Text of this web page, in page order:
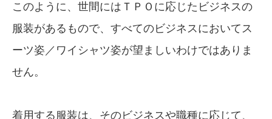
このように、世間にはＴＰＯに応じたビジネスの
服装があるもので、すべてのビジネスにおいてス
ーツ姿／ワイシャツ姿が望ましいわけではありま
せん。
着用する服装は、そのビジネスや職種に応じて、